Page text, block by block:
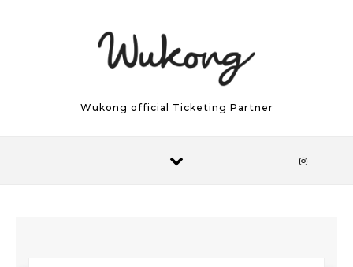
Wukong official Ticketing Partner